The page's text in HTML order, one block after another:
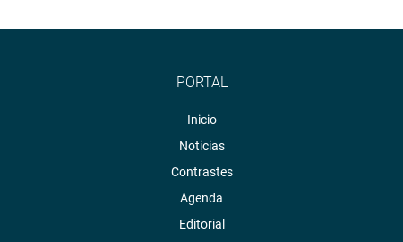
PORTAL
Inicio
Noticias
Contrastes
Agenda
Editorial